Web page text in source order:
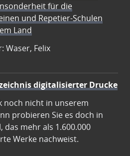
für die
und Repetier-Schulen
Land
Waser, Felix
digitalisierter Drucke
noch nicht in unserem
probieren Sie es doch in
das mehr als 1.600.000
Werke nachweist.